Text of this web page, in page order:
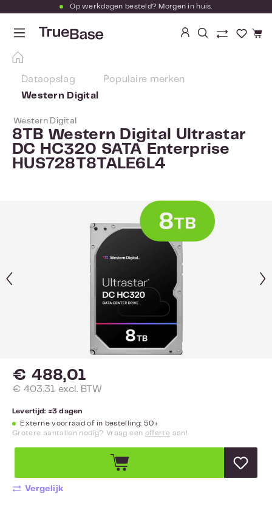
Ga naar de hoofdinhoud
Op werkdagen besteld? Morgen in huis.
Je
Dataopslag
Populaire merken
Western Digital
Western Digital
8TB Western Digital Ultrastar
DC HC320 SATA Enterprise
HUS728T8TALE6L4
€ 488,01
€ 403,31 excl. BTW
Levertijd: ±3 dagen
Externe voorraad of in bestelling: 50+
Grotere aantallen nodig? Vraag een offerte aan!
Vergelijk